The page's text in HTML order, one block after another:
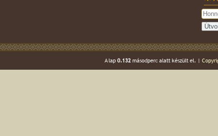
A lap 0.132másodperc alatt készült el. |